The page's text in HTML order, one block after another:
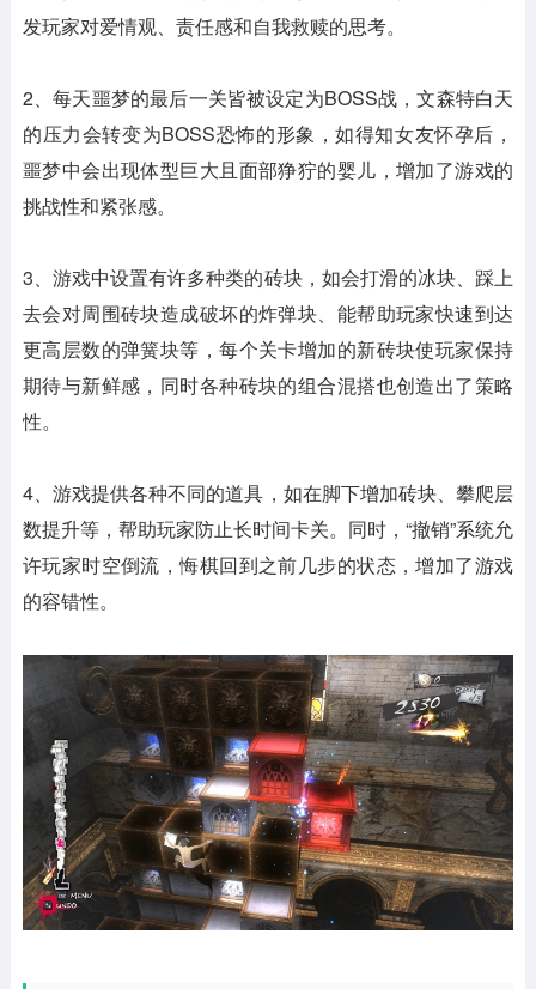
发玩家对爱情观、责任感和自我救赎的思考。
2、每天噩梦的最后一关皆被设定为BOSS战，文森特白天
的压力会转变为BOSS恐怖的形象，如得知女友怀孕后，
噩梦中会出现体型巨大且面部狰狞的婴儿，增加了游戏的
挑战性和紧张感。
3、游戏中设置有许多种类的砖块，如会打滑的冰块、踩上
去会对周围砖块造成破坏的炸弹块、能帮助玩家快速到达
更高层数的弹簧块等，每个关卡增加的新砖块使玩家保持
期待与新鲜感，同时各种砖块的组合混搭也创造出了策略
性。
4、游戏提供各种不同的道具，如在脚下增加砖块、攀爬层
数提升等，帮助玩家防止长时间卡关。同时，“撤销”系统允
许玩家时空倒流，悔棋回到之前几步的状态，增加了游戏
的容错性。